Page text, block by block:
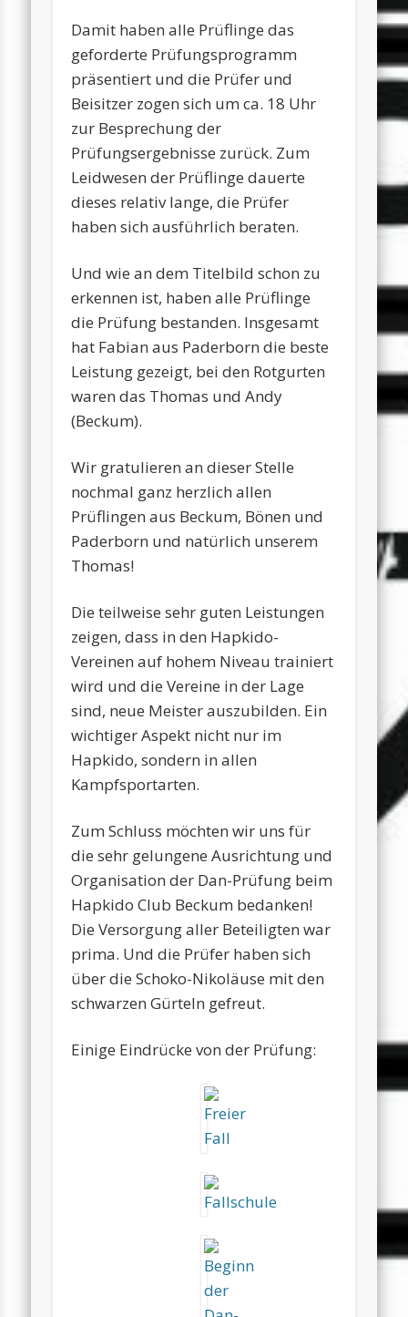
Damit haben alle Prüflinge das
geforderte Prüfungsprogramm
präsentiert und die Prüfer und
Beisitzer zogen sich um ca. 18 Uhr
zur Besprechung der
Prüfungsergebnisse zurück. Zum
Leidwesen der Prüflinge dauerte
dieses relativ lange, die Prüfer
haben sich ausführlich beraten.
Und wie an dem Titelbild schon zu
erkennen ist, haben alle Prüflinge
die Prüfung bestanden. Insgesamt
hat Fabian aus Paderborn die beste
Leistung gezeigt, bei den Rotgurten
waren das Thomas und Andy
(Beckum).
Wir gratulieren an dieser Stelle
nochmal ganz herzlich allen
Prüflingen aus Beckum, Bönen und
Paderborn und natürlich unserem
Thomas!
Die teilweise sehr guten Leistungen
zeigen, dass in den Hapkido-
Vereinen auf hohem Niveau trainiert
wird und die Vereine in der Lage
sind, neue Meister auszubilden. Ein
wichtiger Aspekt nicht nur im
Hapkido, sondern in allen
Kampfsportarten.
Zum Schluss möchten wir uns für
die sehr gelungene Ausrichtung und
Organisation der Dan-Prüfung beim
Hapkido Club Beckum bedanken!
Die Versorgung aller Beteiligten war
prima. Und die Prüfer haben sich
über die Schoko-Nikoläuse mit den
schwarzen Gürteln gefreut.
Einige Eindrücke von der Prüfung: